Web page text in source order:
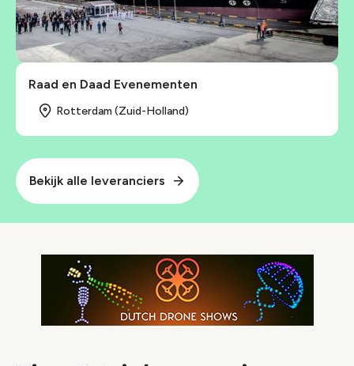
Raad en Daad Evenementen
Rotterdam (Zuid-Holland)
Bekijk alle leveranciers